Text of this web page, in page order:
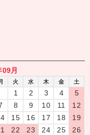
月
火 水 木 金 土
1 2 3 4
5
8 9 10 11
12
15 16 17 18
19
22 23 24 25
26